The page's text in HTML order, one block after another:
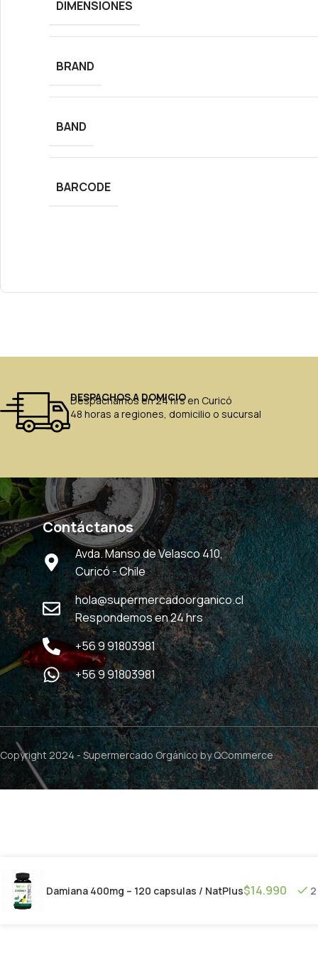
DIMENSIONES
BRAND
BAND
BARCODE
DESPACHOS A DOMICIO
Despachamos en 24 hrs en Curicó
48 horas a regiones, domicilio o sucursal
Contáctanos
Avda. Manso de Velasco 410,
Curicó - Chile
hola@supermercadoorganico.cl
Respondemos en 24 hrs
+56 9 91803981
+56 9 91803981
Copyright 2024 -Supermercado Orgánicoby QCommerce
Damiana 400mg – 120 capsulas / NatPlus$14.990